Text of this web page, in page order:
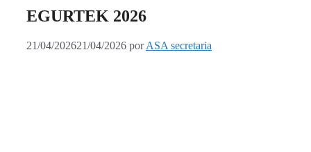
EGURTEK 2026
21/04/202621/04/2026 porASA secretaria